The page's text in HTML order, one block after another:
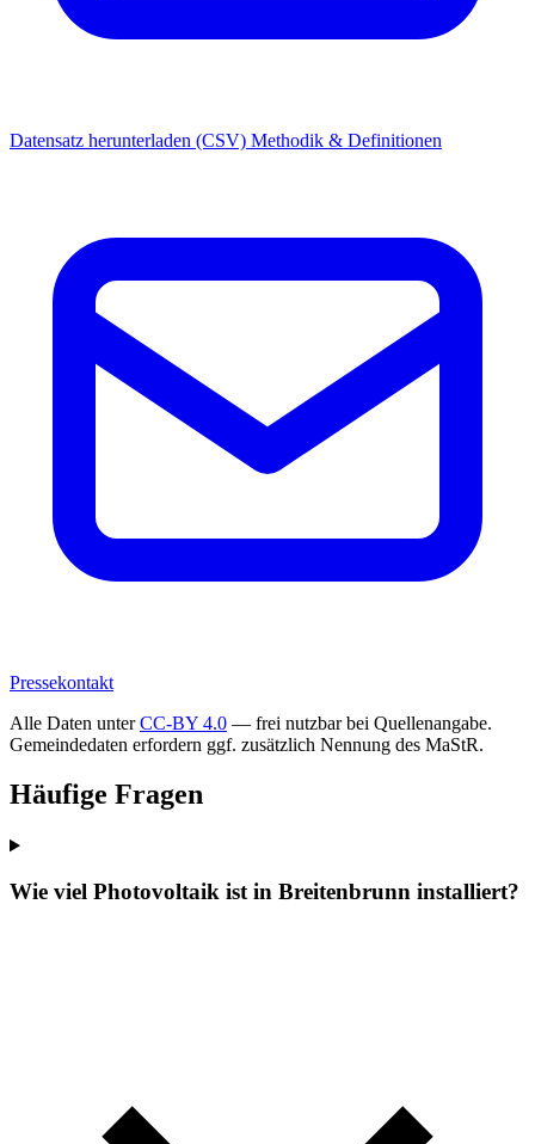
Datensatz herunterladen (CSV) Methodik & Definitionen
Pressekontakt
Alle Daten unterCC-BY 4.0 — frei nutzbar bei Quellenangabe.
Gemeindedaten erfordern ggf. zusätzlich Nennung des MaStR.
Häufige Fragen
Wie viel Photovoltaik ist in Breitenbrunn installiert?